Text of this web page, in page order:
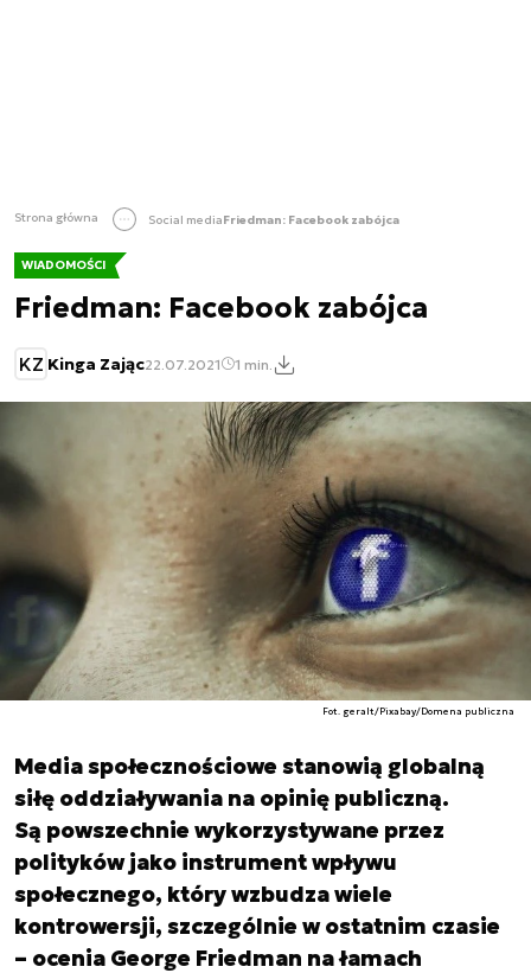
Strona główna Social mediaFriedman: Facebook zabójca
WIADOMOŚCI
Friedman: Facebook zabójca
KZ Kinga Zając22.07.2021 1 min.
Fot. geralt/Pixabay/Domena publiczna
Media społecznościowe stanowią globalną
siłę oddziaływania na opinię publiczną.
Są powszechnie wykorzystywane przez
polityków jako instrument wpływu
społecznego, który wzbudza wiele
kontrowersji, szczególnie w ostatnim czasie
– ocenia George Friedman na łamach